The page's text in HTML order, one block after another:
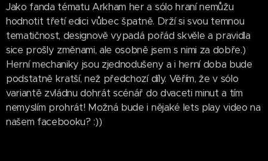
Jako fanda tématu Arkham her a sólo hraní nemůžu
hodnotit třetí edici vůbec špatně. Drží si svou temnou
tematičnost, designově vypadá pořád skvěle a pravidla
sice prošly změnami, ale osobně jsem s nimi za dobře.)
Herní mechaniky jsou zjednodušeny a i herní doba bude
podstatně kratší, než předchozí díly. Věřím, že v sólo
variantě zvládnu dohrát scénář do dvaceti minut a tím
nemyslím prohrát! Možná bude i nějaké lets play video na
našem facebooku? :))